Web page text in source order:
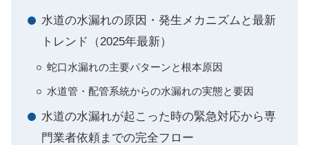
水道の水漏れの原因・発生メカニズムと最新
トレンド（2025年最新）
蛇口水漏れの主要パターンと根本原因
水道管・配管系統からの水漏れの実態と要因
水道の水漏れが起こった時の緊急対応から専
門業者依頼までの完全フロー